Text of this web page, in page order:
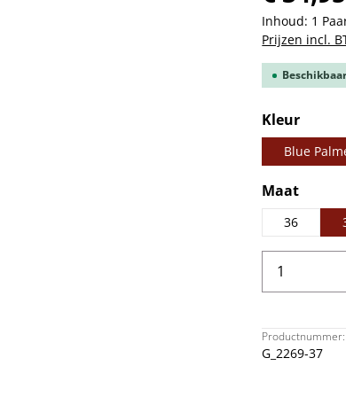
Inhoud: 1
Prijzen incl.
Selecteer
Kleur
Blue
Selecteer
Maat
36
Productnummer:
G_2269-37